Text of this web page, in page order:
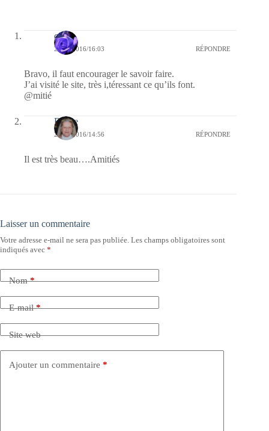
covix
22/11/2016/16:03 RÉPONDRE
Bravo, il faut encourager le savoir faire.
J’ai visité le site, très i,téressant ce qu’ils font.
@mitié
Renee
22/11/2016/14:56 RÉPONDRE
Il est très beau….Amitiés
Laisser un commentaire
Votre adresse e-mail ne sera pas publiée. Les champs obligatoires sont
indiqués avec *
Nom*
E-mail*
Site web
Ajouter un commentaire *